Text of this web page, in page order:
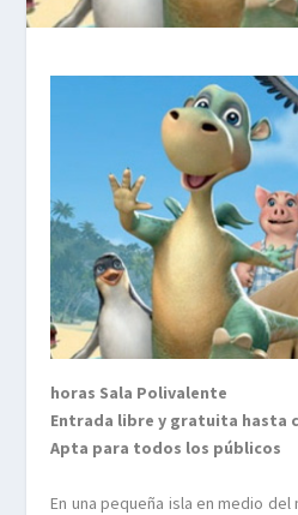
horas Sala Polivalente
Entrada libre y gratuita hasta
Apta para todos los públicos
En una pequeña isla en medio